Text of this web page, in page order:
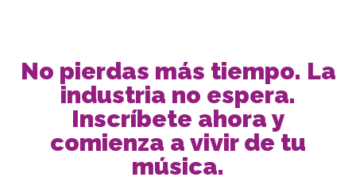
No pierdas más tiempo. La
industria no espera.
Inscríbete ahora y
comienza a vivir de tu
música.